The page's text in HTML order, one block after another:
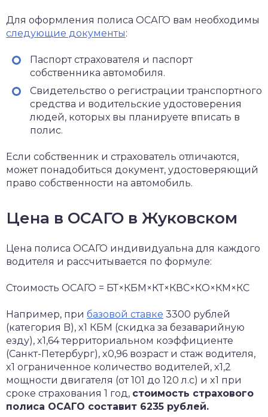
Для оформления полиса ОСАГО вам необходимы
следующие документы:
Паспорт страхователя и паспорт
собственника автомобиля.
Свидетельство о регистрации транспортного
средства и водительские удостоверения
людей, которых вы планируете вписать в
полис.
Если собственник и страхователь отличаются,
может понадобиться документ, удостоверяющий
право собственности на автомобиль.
Цена в ОСАГО в Жуковском
Цена полиса ОСАГО индивидуальна для каждого
водителя и рассчитывается по формуле:
Стоимость ОСАГО = БТ×КБМ×КТ×КВС×КО×КМ×КС
Например, при базовой ставке 3300 рублей
(категория B), x1 КБМ (скидка за безаварийную
езду), x1,64 территориальном коэффициенте
(Санкт-Петербург), x0,96 возраст и стаж водителя,
x1 ограниченное количество водителей, x1,2
мощности двигателя (от 101 до 120 л.с) и x1 при
сроке страхования 1 год, стоимость страхового
полиса ОСАГО составит 6235 рублей.